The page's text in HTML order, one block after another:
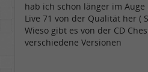
hab ich schon länger im
Live 71 von der Qualität her (
Wieso gibt es von der CD
verschiedene Versionen